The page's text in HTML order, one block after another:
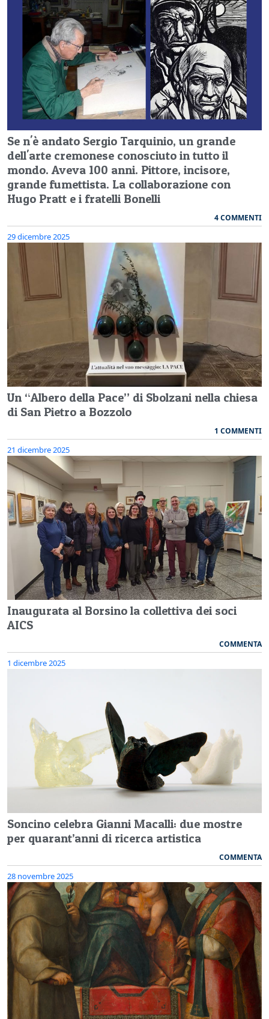
Se n'è andato Sergio Tarquinio, un grande
dell'arte cremonese conosciuto in tutto il
mondo. Aveva 100 anni. Pittore, incisore,
grande fumettista. La collaborazione con
Hugo Pratt e i fratelli Bonelli
4 COMMENTI
29 dicembre 2025
Un “Albero della Pace” di Sbolzani nella chiesa
di San Pietro a Bozzolo
1 COMMENTI
21 dicembre 2025
Inaugurata al Borsino la collettiva dei soci
AICS
COMMENTA
1 dicembre 2025
Soncino celebra Gianni Macalli: due mostre
per quarant’anni di ricerca artistica
COMMENTA
28 novembre 2025